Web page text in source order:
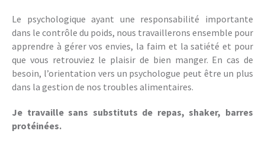
Le psychologique ayant une responsabilité importante
dans le contrôle du poids, nous travaillerons ensemble pour
apprendre à gérer vos envies, la faim et la satiété et pour
que vous retrouviez le plaisir de bien manger. En cas de
besoin, l’orientation vers un psychologue peut être un plus
dans la gestion de nos troubles alimentaires.
Je travaille sans substituts de repas, shaker, barres
protéinées.